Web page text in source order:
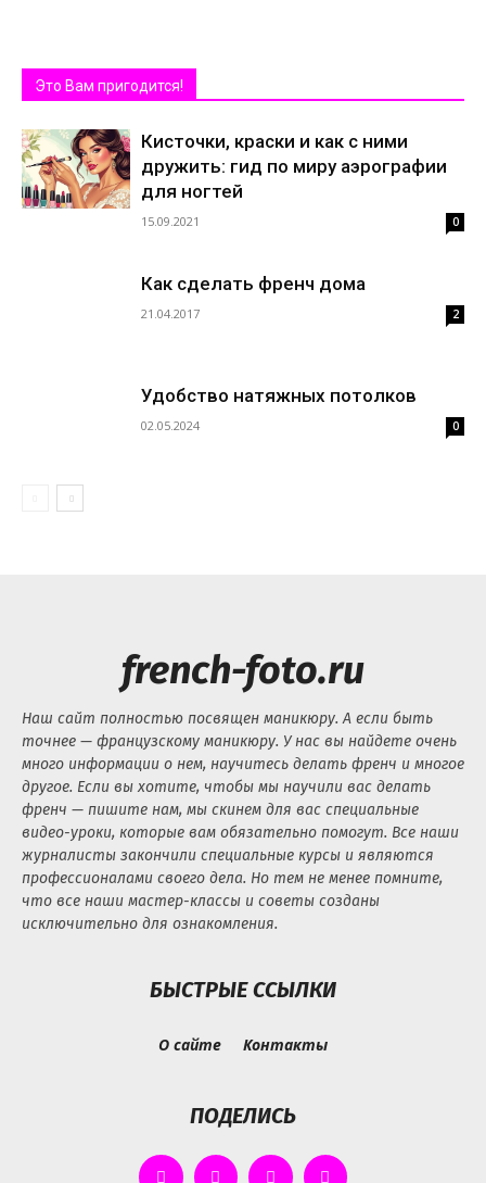
Это Вам пригодится!
Кисточки, краски и как с ними
дружить: гид по миру аэрографии
для ногтей
15.09.2021 0
Как сделать френч дома
21.04.2017 2
Удобство натяжных потолков
02.05.2024 0
french-foto.ru
Наш сайт полностью посвящен маникюру. А если быть
точнее — французскому маникюру. У нас вы найдете очень
много информации о нем, научитесь делать френч и многое
другое. Если вы хотите, чтобы мы научили вас делать
френч — пишите нам, мы скинем для вас специальные
видео-уроки, которые вам обязательно помогут. Все наши
журналисты закончили специальные курсы и являются
профессионалами своего дела. Но тем не менее помните,
что все наши мастер-классы и советы созданы
исключительно для ознакомления.
БЫСТРЫЕ ССЫЛКИ
О сайте Контакты
ПОДЕЛИСЬ